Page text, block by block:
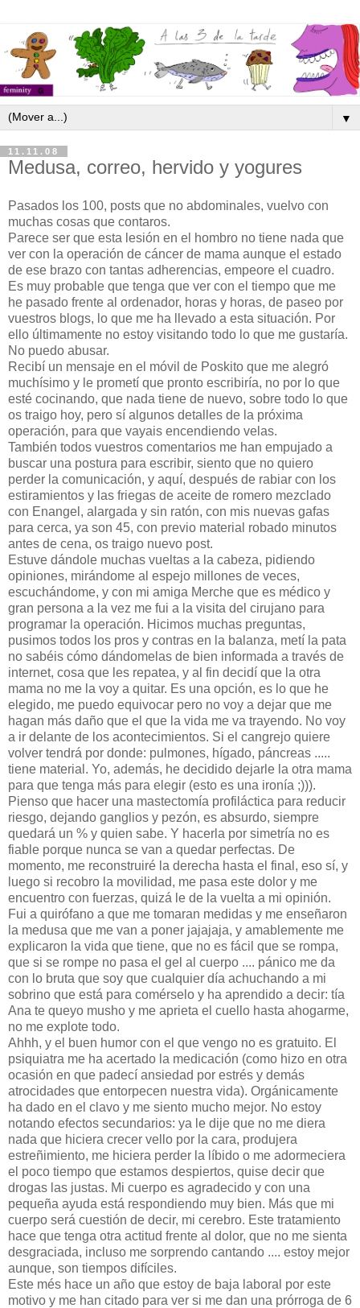
▼
11.11.08
Medusa, correo, hervido y yogures
Pasados los 100, posts que no abdominales, vuelvo con
muchas cosas que contaros.
Parece ser que esta lesión en el hombro no tiene nada que
ver con la operación de cáncer de mama aunque el estado
de ese brazo con tantas adherencias, empeore el cuadro.
Es muy probable que tenga que ver con el tiempo que me
he pasado frente al ordenador, horas y horas, de paseo por
vuestros blogs, lo que me ha llevado a esta situación. Por
ello últimamente no estoy visitando todo lo que me gustaría.
No puedo abusar.
Recibí un mensaje en el móvil de Poskito que me alegró
muchísimo y le prometí que pronto escribiría, no por lo que
esté cocinando, que nada tiene de nuevo, sobre todo lo que
os traigo hoy, pero sí algunos detalles de la próxima
operación, para que vayais encendiendo velas.
También todos vuestros comentarios me han empujado a
buscar una postura para escribir, siento que no quiero
perder la comunicación, y aquí, después de rabiar con los
estiramientos y las friegas de aceite de romero mezclado
con Enangel, alargada y sin ratón, con mis nuevas gafas
para cerca, ya son 45, con previo material robado minutos
antes de cena, os traigo nuevo post.
Estuve dándole muchas vueltas a la cabeza, pidiendo
opiniones, mirándome al espejo millones de veces,
escuchándome, y con mi amiga Merche que es médico y
gran persona a la vez me fui a la visita del cirujano para
programar la operación. Hicimos muchas preguntas,
pusimos todos los pros y contras en la balanza, metí la pata
no sabéis cómo dándomelas de bien informada a través de
internet, cosa que les repatea, y al fin decidí que la otra
mama no me la voy a quitar. Es una opción, es lo que he
elegido, me puedo equivocar pero no voy a dejar que me
hagan más daño que el que la vida me va trayendo. No voy
a ir delante de los acontecimientos. Si el cangrejo quiere
volver tendrá por donde: pulmones, hígado, páncreas .....
tiene material. Yo, además, he decidido dejarle la otra mama
para que tenga más para elegir (esto es una ironía ;))).
Pienso que hacer una mastectomía profiláctica para reducir
riesgo, dejando ganglios y pezón, es absurdo, siempre
quedará un % y quien sabe. Y hacerla por simetría no es
fiable porque nunca se van a quedar perfectas. De
momento, me reconstruiré la derecha hasta el final, eso sí, y
luego si recobro la movilidad, me pasa este dolor y me
encuentro con fuerzas, quizá le de la vuelta a mi opinión.
Fui a quirófano a que me tomaran medidas y me enseñaron
la medusa que me van a poner jajajaja, y amablemente me
explicaron la vida que tiene, que no es fácil que se rompa,
que si se rompe no pasa el gel al cuerpo .... pánico me da
con lo bruta que soy que cualquier día achuchando a mi
sobrino que está para comérselo y ha aprendido a decir: tía
Ana te queyo musho y me aprieta el cuello hasta ahogarme,
no me explote todo.
Ahhh, y el buen humor con el que vengo no es gratuito. El
psiquiatra me ha acertado la medicación (como hizo en otra
ocasión en que padecí ansiedad por estrés y demás
atrocidades que entorpecen nuestra vida). Orgánicamente
ha dado en el clavo y me siento mucho mejor. No estoy
notando efectos secundarios: ya le dije que no me diera
nada que hiciera crecer vello por la cara, produjera
estreñimiento, me hiciera perder la líbido o me adormeciera
el poco tiempo que estamos despiertos, quise decir que
drogas las justas. Mi cuerpo es agradecido y con una
pequeña ayuda está respondiendo muy bien. Más que mi
cuerpo será cuestión de decir, mi cerebro. Este tratamiento
hace que tenga otra actitud frente al dolor, que no me sienta
desgraciada, incluso me sorprendo cantando .... estoy mejor
aunque, son tiempos difíciles.
Este més hace un año que estoy de baja laboral por este
motivo y me han citado para ver si me dan una prórroga de 6